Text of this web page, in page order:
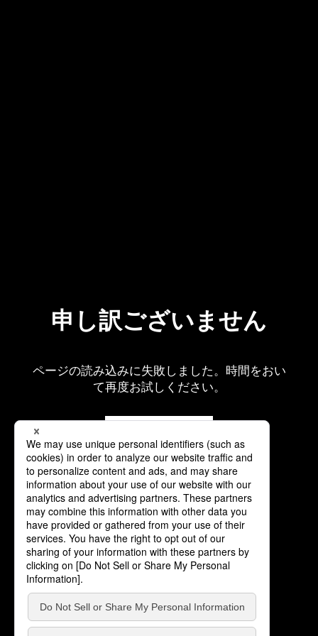
申し訳ございません
ページの読み込みに失敗しました。時間をおい
て再度お試しください。